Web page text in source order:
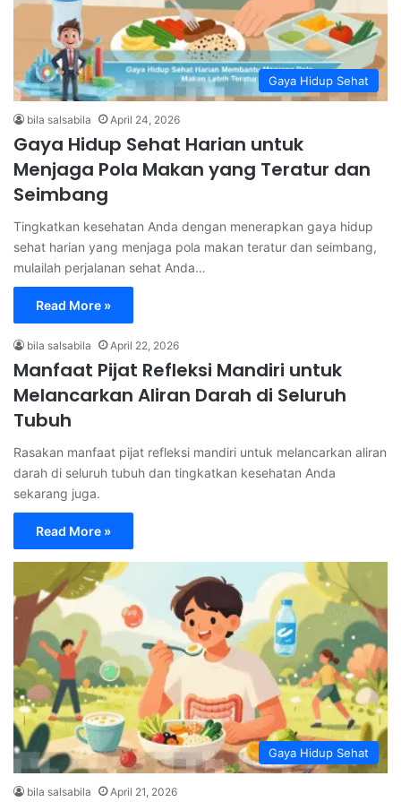
Gaya Hidup Sehat
bila salsabila April 24, 2026
Gaya Hidup Sehat Harian untuk
Menjaga Pola Makan yang Teratur dan
Seimbang
Tingkatkan kesehatan Anda dengan menerapkan gaya hidup
sehat harian yang menjaga pola makan teratur dan seimbang,
mulailah perjalanan sehat Anda…
Read More »
bila salsabila April 22, 2026
Manfaat Pijat Refleksi Mandiri untuk
Melancarkan Aliran Darah di Seluruh
Tubuh
Rasakan manfaat pijat refleksi mandiri untuk melancarkan aliran
darah di seluruh tubuh dan tingkatkan kesehatan Anda
sekarang juga.
Read More »
Gaya Hidup Sehat
bila salsabila April 21, 2026